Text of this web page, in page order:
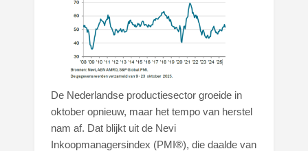
De Nederlandse productiesector groeide in
oktober opnieuw, maar het tempo van herstel
nam af. Dat blijkt uit de Nevi
Inkoopmanagersindex (PMI®), die daalde van